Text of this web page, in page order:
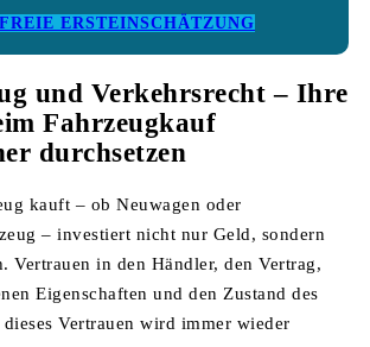
ERSTEINSCHÄTZUNG
und Verkehrsrecht – Ihre
Fahrzeugkauf
durchsetzen
kauft – ob Neuwagen oder
– investiert nicht nur Geld, sondern
Vertrauen in den Händler, den Vertrag,
Eigenschaften und den Zustand des
Vertrauen wird immer wieder